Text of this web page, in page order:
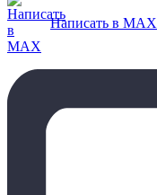
Написать в MAX